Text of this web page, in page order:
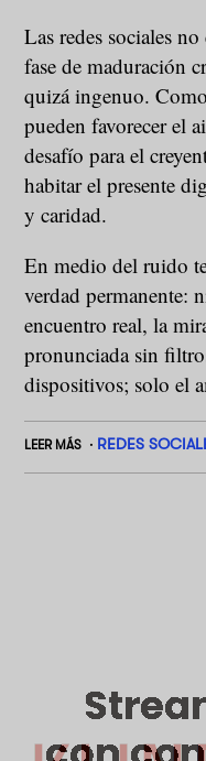
Las redes sociales
fase de maduración
quizá ingenuo.
pueden favorecer el
desafío para el
habitar el presente
y caridad.
En medio del ruido
verdad permanente:
encuentro real, la
pronunciada sin
dispositivos; solo el
LEER MÁS REDES